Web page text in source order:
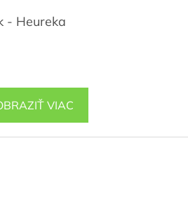
- Heureka
VIAC